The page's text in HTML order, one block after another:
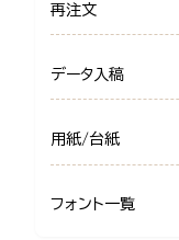
再注文
データ入稿
用紙/台紙
フォント一覧